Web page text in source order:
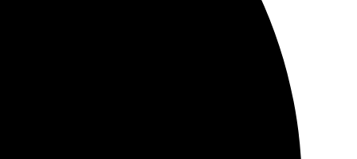
искала, где сделать такой подарок. Результат